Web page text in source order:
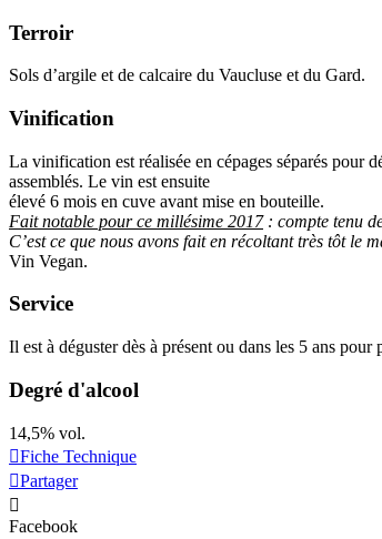
Terroir
Sols d’argile et de calcaire du Vaucluse et du Gard.
Vinification
La vinification est réalisée en cépages séparés pour
assemblés. Le vin est ensuite
élevé 6 mois en cuve avant mise en bouteille.
Fait notable pour ce millésime 2017: compte tenu
C’est ce que nous avons fait en récoltant très tôt le
Vin Vegan.
Service
Il est à déguster dès à présent ou dans les 5 ans
Degré d'alcool
14,5% vol.
Fiche Technique
Partager
Facebook